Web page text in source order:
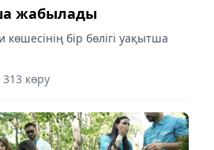
жабылады
бір бөлігі уақытша
313 көру